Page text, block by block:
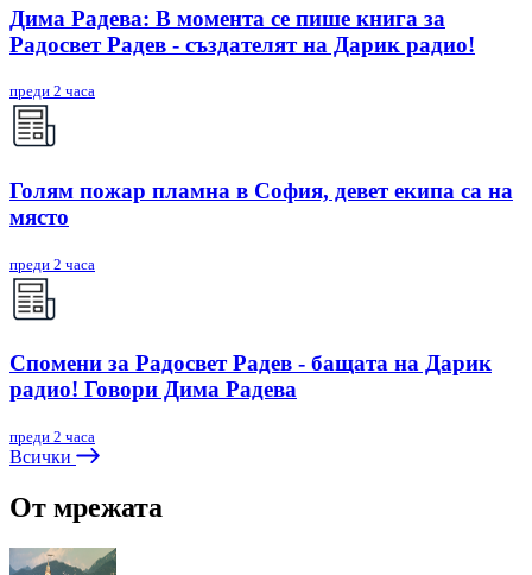
Дима Радева: В момента се пише книга за
Радосвет Радев - създателят на Дарик радио!
преди 2 часа
Голям пожар пламна в София, девет екипа са на
място
преди 2 часа
Спомени за Радосвет Радев - бащата на Дарик
радио! Говори Дима Радева
преди 2 часа
Всички
От мрежата